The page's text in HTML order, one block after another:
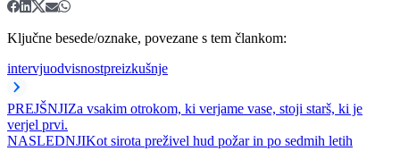
Ključne besede/oznake, povezane s tem člankom:
intervjuodvisnostpreizkušnje
PREJŠNJIZa vsakim otrokom, ki verjame vase, stoji starš, ki je
verjel prvi.
NASLEDNJIKot sirota preživel hud požar in po sedmih letih